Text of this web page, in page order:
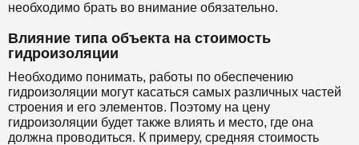
необходимо брать во внимание обязательно.
Влияние типа объекта на стоимость
гидроизоляции
Необходимо понимать, работы по обеспечению
гидроизоляции могут касаться самых различных частей
строения и его элементов. Поэтому на цену
гидроизоляции будет также влиять и место, где она
должна проводиться. К примеру, средняя стоимость